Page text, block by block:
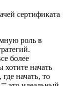
роль в
более
начать
начать‚ то